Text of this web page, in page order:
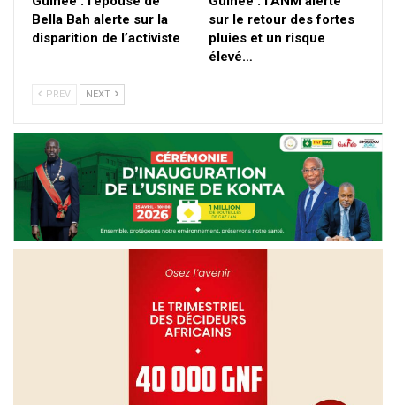
Bella Bah alerte sur la
disparition de l’activiste
sur le retour des fortes
pluies et un risque
élevé…
PREV NEXT